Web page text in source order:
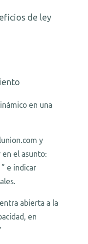
de ley
en una
y
en el asunto:
” e indicar
abierta a la
en